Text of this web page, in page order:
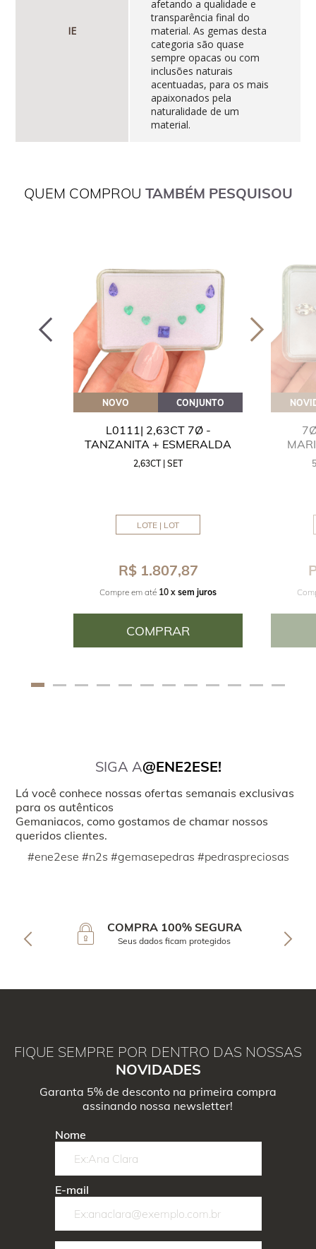
IE
afetando a qualidade e
transparência final do
material. As gemas desta
categoria são quase
sempre opacas ou com
inclusões naturais
acentuadas, para os mais
apaixonados pela
naturalidade de um
material.
QUEM COMPROU TAMBÉM PESQUISOU
NOVO CONJUNTO
L0111| 2,63CT 7Ø -
TANZANITA + ESMERALDA
2,63CT | SET
LOTE | LOT
R$ 1.807,87
Compre em até 10 x sem juros
COMPRAR
SIGA A@ENE2ESE!
Lá você conhece nossas ofertas semanais exclusivas
para os autênticos
Gemaniacos, como gostamos de chamar nossos
queridos clientes.
#ene2ese #n2s #gemasepedras #pedraspreciosas
COMPRA 100% SEGURA
Seus dados ficam protegidos
FIQUE SEMPRE POR DENTRO DAS NOSSAS
NOVIDADES
Garanta 5% de desconto na primeira compra
assinando nossa newsletter!
Nome
E-mail